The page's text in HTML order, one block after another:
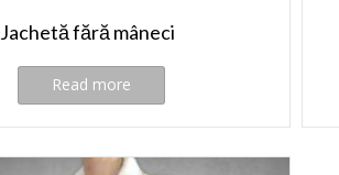
Jachetă fără mâneci
Read more